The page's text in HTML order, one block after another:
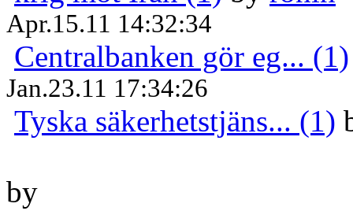
Apr.15.11 14:32:34
Centralbanken gör eg... (1)
Jan.23.11 17:34:26
Tyska säkerhetstjäns... (1)
by